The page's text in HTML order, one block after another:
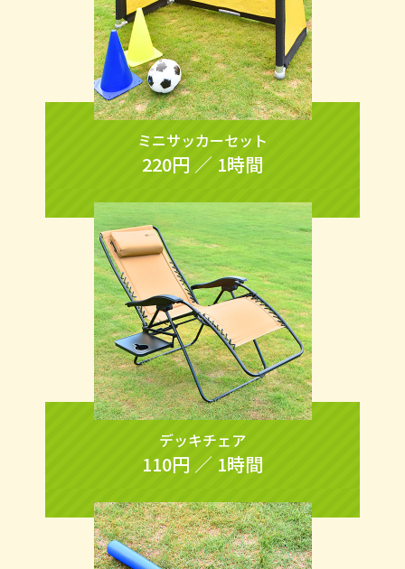
ミニサッカーセット
220円 ／ 1時間
デッキチェア
110円 ／ 1時間